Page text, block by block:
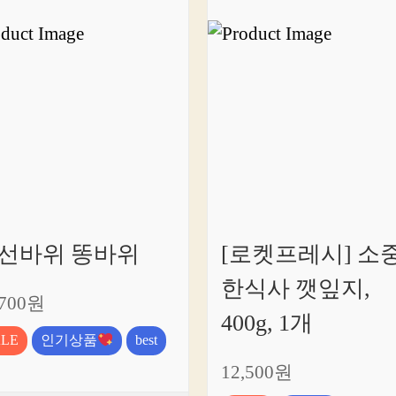
바위 똥바위
원
인기상품 best
[로켓프레시] 소
한식사 깻잎지,
400g, 1개
12,500원